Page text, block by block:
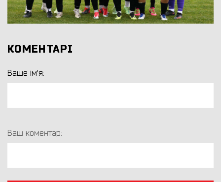
КОМЕНТАРІ
Ваше ім'я:
Ваш коментар: